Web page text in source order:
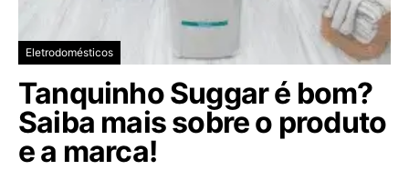
Eletrodomésticos
Tanquinho Suggar é bom?
Saiba mais sobre o produto
e a marca!